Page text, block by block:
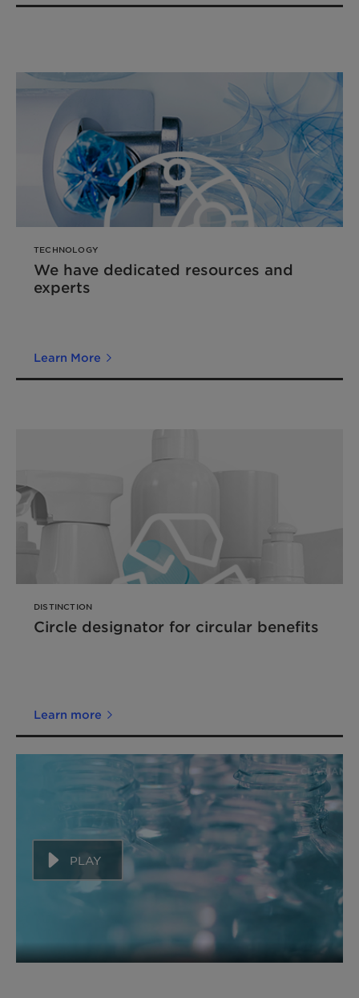
TECHNOLOGY
We have dedicated resources and
experts
Learn More
DISTINCTION
Circle designator for circular benefits
Learn more
PLAY